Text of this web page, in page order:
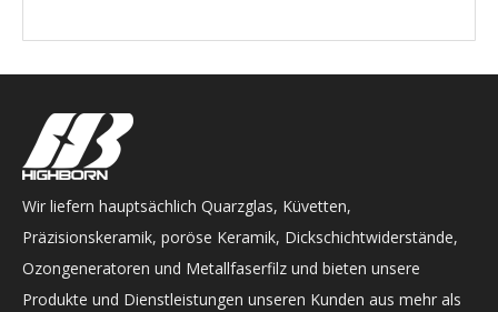
Wir liefern hauptsächlich Quarzglas, Küvetten,
Präzisionskeramik, poröse Keramik, Dickschichtwiderstände,
Ozongeneratoren und Metallfaserfilz und bieten unsere
Produkte und Dienstleistungen unseren Kunden aus mehr als